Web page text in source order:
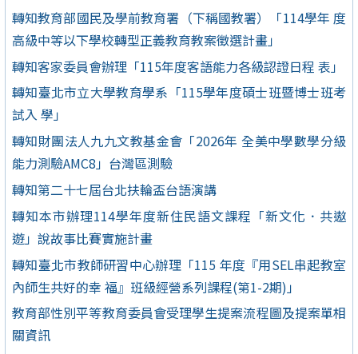
轉知教育部國民及學前教育署（下稱國教署）「114學年 度
高級中等以下學校轉型正義教育教案徵選計畫」
轉知客家委員會辦理「115年度客語能力各級認證日程 表」
轉知臺北市立大學教育學系「115學年度碩士班暨博士班考
試入 學」
轉知財團法人九九文教基金會「2026年 全美中學數學分級
能力測驗AMC8」台灣區測驗
轉知第二十七屆台北扶輪盃台語演講
轉知本市辦理114學年度新住民語文課程「新文化．共遨
遊」說故事比賽實施計畫
轉知臺北市教師研習中心辦理「115 年度『用SEL串起教室
內師生共好的幸 福』班級經營系列課程(第1-2期)」
教育部性別平等教育委員會受理學生提案流程圖及提案單相
關資訊